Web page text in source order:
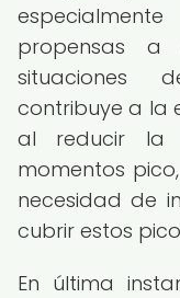
propensas
situaciones
contribuye a la
al reducir la
momentos
necesidad de
cubrir estos
En última